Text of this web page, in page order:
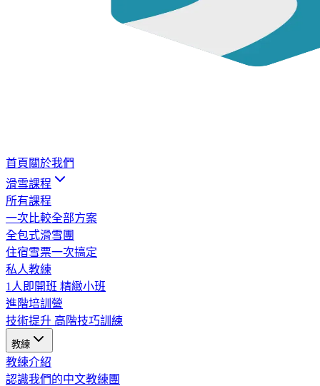
首頁 關於我們
滑雪課程
所有課程
一次比較全部方案
全包式滑雪團
住宿雪票一次搞定
私人教練
1人即開班 精緻小班
進階培訓營
技術提升 高階技巧訓練
教練
教練介紹
認識我們的中文教練團